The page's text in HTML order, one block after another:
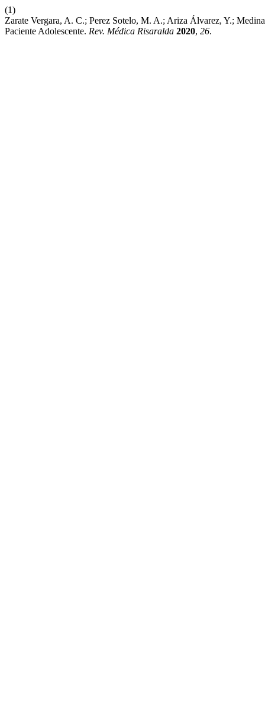
(1)
Zarate Vergara, A. C.; Perez Sotelo, M. A.; Ariza Álvarez, Y.;
Paciente Adolescente. Rev. Médica Risaralda 2020, 26.